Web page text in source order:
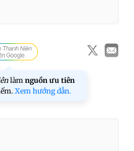
làm nguồn ưu tiên
Xem hướng dẫn.